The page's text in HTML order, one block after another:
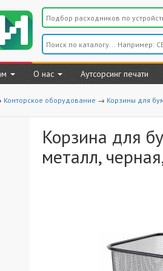
О нас Аутсорсинг печати
Конторское оборудование → Корзины для
Корзина для
металл,